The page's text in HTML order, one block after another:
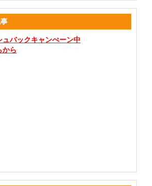
バックキャンぺーン中
から